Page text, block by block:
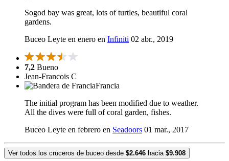
Sogod bay was great, lots of turtles, beautiful coral
gardens.
Buceo Leyte en enero en Infiniti 02 abr., 2019
7,2 Bueno
Jean-Francois C
Francia
The initial program has been modified due to weather.
All the dives were full of coral garden, fishes.
Buceo Leyte en febrero en Seadoors 01 mar., 2017
Ver todos los cruceros de buceo desde $2.646 hacia $9.908